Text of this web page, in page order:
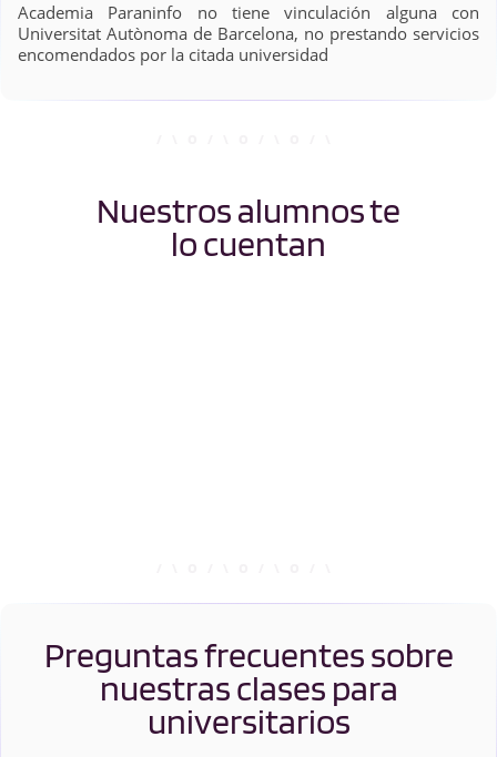
Academia Paraninfo no tiene vinculación alguna con
Universitat Autònoma de Barcelona, no prestando servicios
encomendados por la citada universidad
Nuestros alumnos te
lo cuentan
Preguntas frecuentes sobre
nuestras clases para
universitarios